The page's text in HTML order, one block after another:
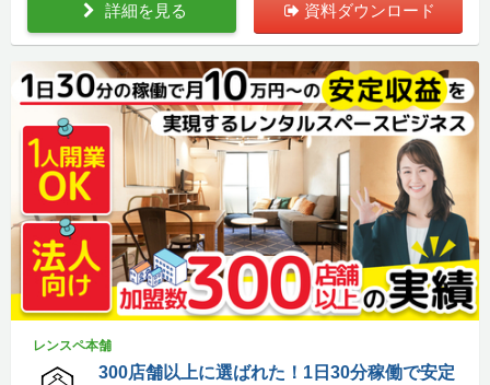
詳細を見る 資料ダウンロード
レンスペ本舗
300店舗以上に選ばれた！1日30分稼働で安定